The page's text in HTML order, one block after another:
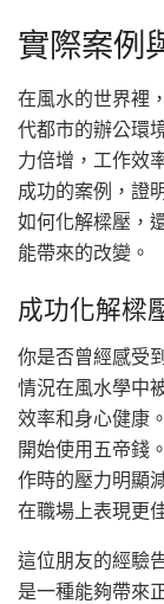
實際案例
在風水的世界裡
代都市的辦公環
力倍增，工作效
成功的案例，證
如何化解樑壓，
能帶來的改變。
成功化解樑
你是否曾經感受
情況在風水學中
效率和身心健康
開始使用五帝錢
作時的壓力明顯
在職場上表現更
這位朋友的經驗
是一種能夠帶來